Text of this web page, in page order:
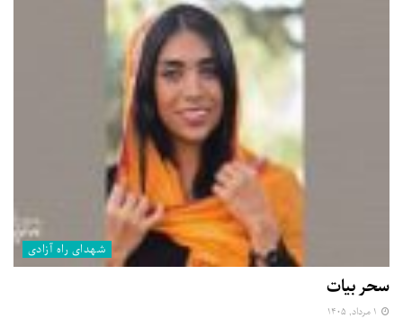
شهدای راه آزادی
سحر بیات